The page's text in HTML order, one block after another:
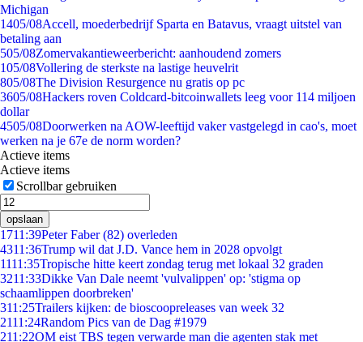
Michigan
1405/08Accell, moederbedrijf Sparta en Batavus, vraagt uitstel van
betaling aan
505/08Zomervakantieweerbericht: aanhoudend zomers
105/08Vollering de sterkste na lastige heuvelrit
805/08The Division Resurgence nu gratis op pc
3605/08Hackers roven Coldcard-bitcoinwallets leeg voor 114 miljoen
dollar
4505/08Doorwerken na AOW-leeftijd vaker vastgelegd in cao's, moet
werken na je 67e de norm worden?
Actieve items
Actieve items
Scrollbar gebruiken
opslaan
1711:39Peter Faber (82) overleden
4311:36Trump wil dat J.D. Vance hem in 2028 opvolgt
1111:35Tropische hitte keert zondag terug met lokaal 32 graden
3211:33Dikke Van Dale neemt 'vulvalippen' op: 'stigma op
schaamlippen doorbreken'
311:25Trailers kijken: de bioscoopreleases van week 32
2111:24Random Pics van de Dag #1979
211:22OM eist TBS tegen verwarde man die agenten stak met